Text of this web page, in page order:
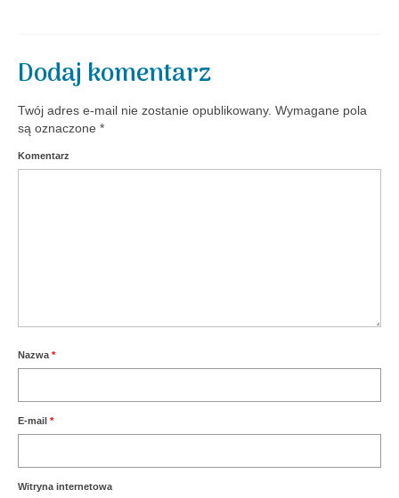
Dodaj komentarz
Twój adres e-mail nie zostanie opublikowany. Wymagane pola
są oznaczone *
Komentarz
Nazwa *
E-mail *
Witryna internetowa